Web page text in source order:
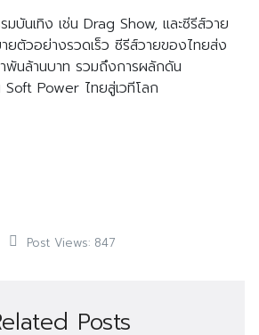
บันเทิง เช่น Drag Show, และซีรีส์วาย
ยตัวอย่างรวดเร็ว ซีรีส์วายของไทยส่ง
พันล้านบาท รวมถึงการผลักดัน
Power ไทยสู่เวทีโลก
Post Views: 847
Posts